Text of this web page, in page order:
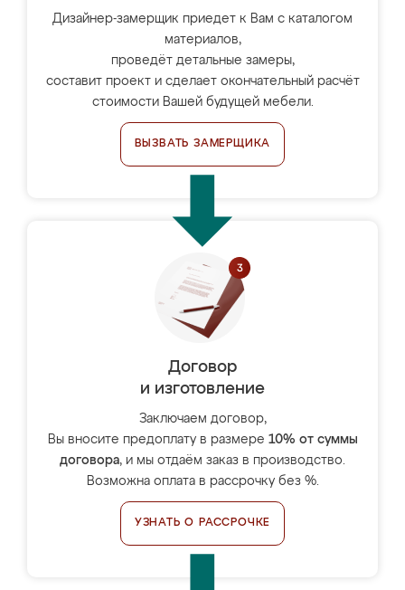
Дизайнер-замерщик приедет к Вам с каталогом
материалов,
проведёт детальные замеры,
составит проект и сделает окончательный расчёт
стоимости Вашей будущей мебели.
ВЫЗВАТЬ ЗАМЕРЩИКА
Договор
и изготовление
Заключаем договор,
Вы вносите предоплату в размере 10% от суммы
договора, и мы отдаём заказ в производство.
Возможна оплата в рассрочку без %.
УЗНАТЬ О РАССРОЧКЕ